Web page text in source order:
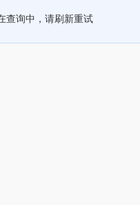
查询中，请刷新重试